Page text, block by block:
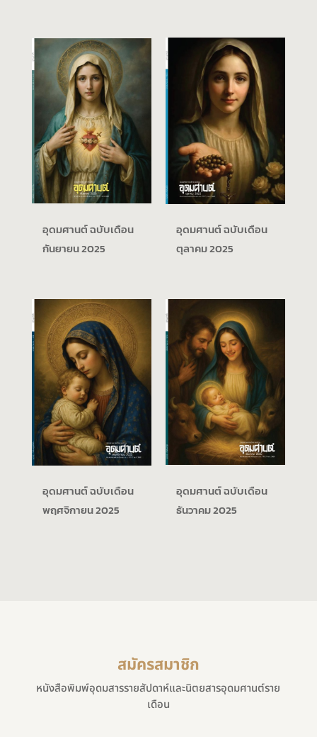
อุดมศานต์ ฉบับเดือน
กันยายน 2025
อุดมศานต์ ฉบับเดือน
ตุลาคม 2025
อุดมศานต์ ฉบับเดือน
พฤศจิกายน 2025
อุดมศานต์ ฉบับเดือน
ธันวาคม 2025
สมัครสมาชิก
หนังสือพิมพ์อุดมสารรายสัปดาห์และนิตยสารอุดมศานต์ราย
เดือน